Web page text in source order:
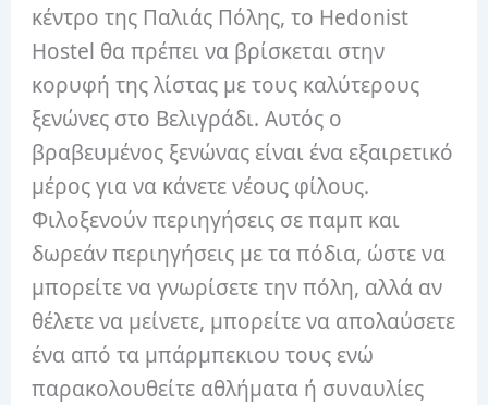
κέντρο της Παλιάς Πόλης, το Hedonist
Hostel θα πρέπει να βρίσκεται στην
κορυφή της λίστας με τους καλύτερους
ξενώνες στο Βελιγράδι. Αυτός ο
βραβευμένος ξενώνας είναι ένα εξαιρετικό
μέρος για να κάνετε νέους φίλους.
Φιλοξενούν περιηγήσεις σε παμπ και
δωρεάν περιηγήσεις με τα πόδια, ώστε να
μπορείτε να γνωρίσετε την πόλη, αλλά αν
θέλετε να μείνετε, μπορείτε να απολαύσετε
ένα από τα μπάρμπεκιου τους ενώ
παρακολουθείτε αθλήματα ή συναυλίες